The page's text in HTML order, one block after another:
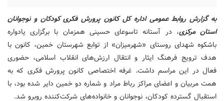
به گزارش روابط عمومی اداره کل کانون پرورش فکری کودکان و نوجوانان
استان مرکزی، در آستانه تاسوعای حسینی همزمان با برگزاری یادواره
باشکوه شهدای روستای «شهرمیزان» از توابع شهرستان خمین، کانون با
هدف ترویج فرهنگ ایثار و انتقال ارزش‌های انقلاب اسلامی، حضوری
فعال در این مراسم داشت. غرفه اختصاصی کانون پرورش فکری که به
همت مربیان و اعضای مراکز رباط مراد و شماره دو خمین دایر شده بود، با
استقبال گسترده کودکان، نوجوانان و خانواده‌های شرکت‌کننده روبرو شد.